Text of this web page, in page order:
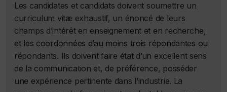
Les candidates et candidats doivent soumettre un
curriculum vitæ exhaustif, un énoncé de leurs
champs d’intérêt en enseignement et en recherche,
et les coordonnées d’au moins trois répondantes ou
répondants. Ils doivent faire état d’un excellent sens
de la communication et, de préférence, posséder
une expérience pertinente dans l’industrie. La